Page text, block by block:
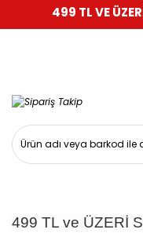
499 TL VE
499 TL ve ÜZERİ